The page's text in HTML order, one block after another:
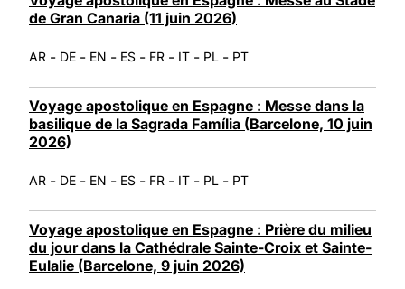
de Gran Canaria (11 juin 2026)
AR - DE - EN - ES - FR - IT - PL - PT
Voyage apostolique en Espagne : Messe dans la
basilique de la Sagrada Família (Barcelone, 10 juin
2026)
AR - DE - EN - ES - FR - IT - PL - PT
Voyage apostolique en Espagne : Prière du milieu
du jour dans la Cathédrale Sainte-Croix et Sainte-
Eulalie (Barcelone, 9 juin 2026)